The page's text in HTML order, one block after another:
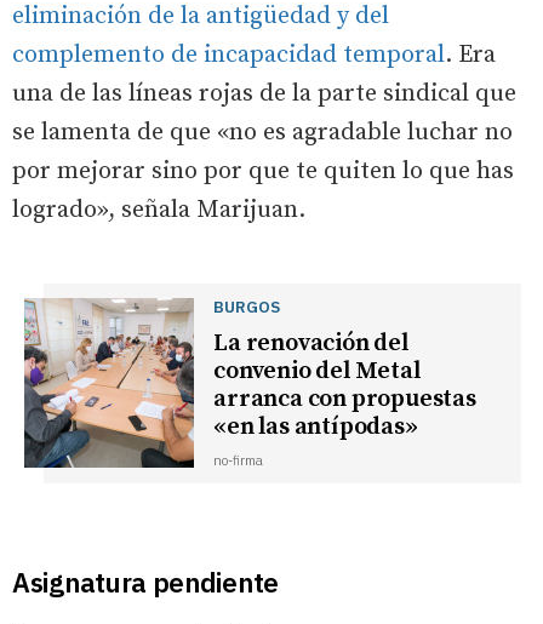
eliminación de la antigüedad y del
complemento de incapacidad temporal. Era
una de las líneas rojas de la parte sindical que
se lamenta de que «no es agradable luchar no
por mejorar sino por que te quiten lo que has
logrado», señala Marijuan.
BURGOS
La renovación del
convenio del Metal
arranca con propuestas
«en las antípodas»
no-firma
Asignatura pendiente